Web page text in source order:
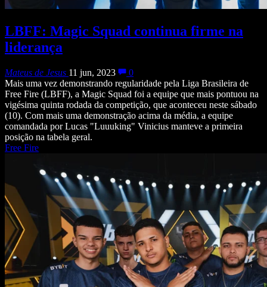
LBFF: Magic Squad continua firme na
liderança
Mateus de Jesus 11 jun, 2023
0
Mais uma vez demonstrando regularidade pela Liga Brasileira de
Free Fire (LBFF), a Magic Squad foi a equipe que mais pontuou na
vigésima quinta rodada da competição, que aconteceu neste sábado
(10). Com mais uma demonstração acima da média, a equipe
comandada por Lucas "Luuuking" Vinicius manteve a primeira
posição na tabela geral.
Free Fire